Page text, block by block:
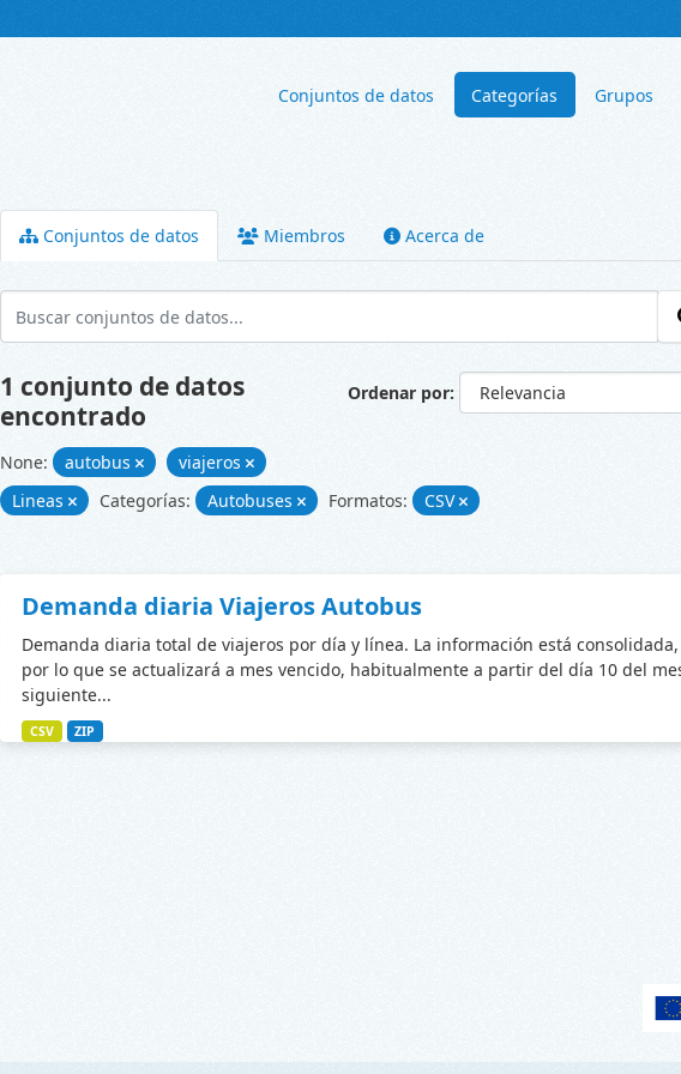
Conjuntos de datos Categorías Grupos
Conjuntos de datos Miembros Acerca de
Ordenar por
1 conjunto de datos
encontrado
None: autobus
viajeros
Lineas
Categorías: Autobuses Formatos: CSV
Demanda diaria Viajeros Autobus
Demanda diaria total de viajeros por día y línea. La información está consolidada,
por lo que se actualizará a mes vencido, habitualmente a partir del día 10 del
siguiente...
CSV ZIP